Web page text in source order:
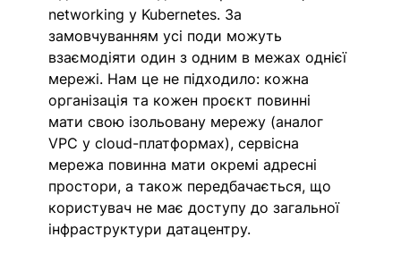
networking у Kubernetes. За
замовчуванням усі поди можуть
взаємодіяти один з одним в межах однієї
мережі. Нам це не підходило: кожна
організація та кожен проєкт повинні
мати свою ізольовану мережу (аналог
VPC у cloud-платформах), сервісна
мережа повинна мати окремі адресні
простори, а також передбачається, що
користувач не має доступу до загальної
інфраструктури датацентру.